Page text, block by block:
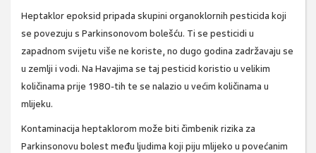
Heptaklor epoksid pripada skupini organoklornih pesticida koji
se povezuju s Parkinsonovom bolešću. Ti se pesticidi u
zapadnom svijetu više ne koriste, no dugo godina zadržavaju se
u zemlji i vodi. Na Havajima se taj pesticid koristio u velikim
količinama prije 1980-tih te se nalazio u većim količinama u
mlijeku.
Kontaminacija heptaklorom može biti čimbenik rizika za
Parkinsonovu bolest među ljudima koji piju mlijeko u povećanim